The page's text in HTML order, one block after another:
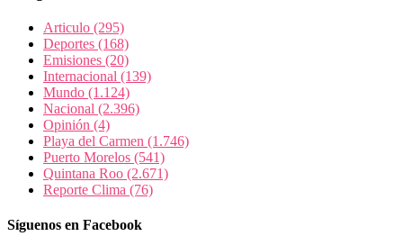
Articulo (295)
Deportes (168)
Emisiones (20)
Internacional (139)
Mundo (1.124)
Nacional (2.396)
Opinión (4)
Playa del Carmen (1.746)
Puerto Morelos (541)
Quintana Roo (2.671)
Reporte Clima (76)
Síguenos en Facebook